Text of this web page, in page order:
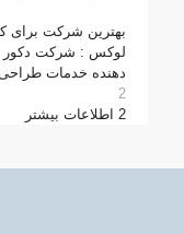
بهترین شرکت برای
لوکس : شرکت دکور
دهنده خدمات
2
2 اطلاعات بیشتر